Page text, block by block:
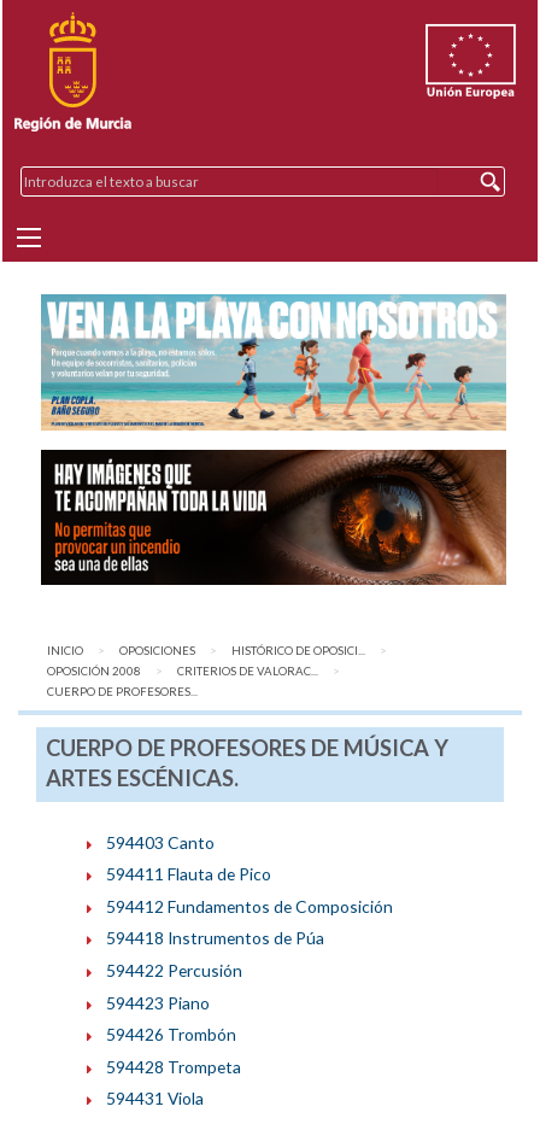
INICIO OPOSICIONES
HISTÓRICO DE OPOSICI...
OPOSICIÓN 2008
CRITERIOS DE VALORAC...
AQUÍ:
CUERPO DE PROFESORES...
CUERPO DE PROFESORES DE MÚSICA Y
ARTES ESCÉNICAS.
594403 Canto
594411 Flauta de Pico
594412 Fundamentos de Composición
594418 Instrumentos de Púa
594422 Percusión
594423 Piano
594426 Trombón
594428 Trompeta
594431 Viola